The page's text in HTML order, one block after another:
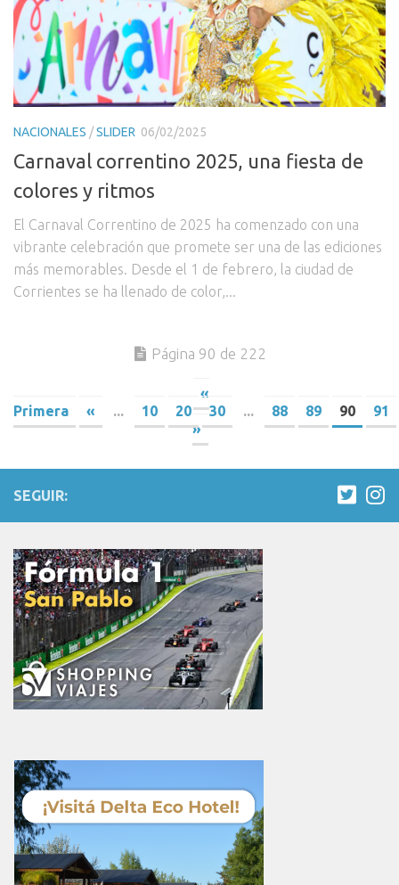
NACIONALES /SLIDER 06/02/2025
Carnaval correntino 2025, una fiesta de
colores y ritmos
El Carnaval Correntino de 2025 ha comenzado con una
vibrante celebración que promete ser una de las ediciones
más memorables. Desde el 1 de febrero, la ciudad de
Corrientes se ha llenado de color,...
Página 90 de 222
«
Primera
« ... 10 20 30 ... 88 89 90
91
»
SEGUIR: